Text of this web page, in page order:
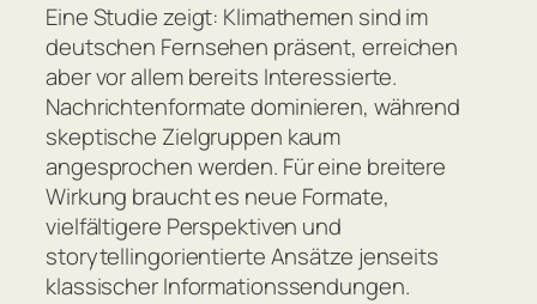
Eine Studie zeigt: Klimathemen sind im
deutschen Fernsehen präsent, erreichen
aber vor allem bereits Interessierte.
Nachrichtenformate dominieren, während
skeptische Zielgruppen kaum
angesprochen werden. Für eine breitere
Wirkung braucht es neue Formate,
vielfältigere Perspektiven und
storytellingorientierte Ansätze jenseits
klassischer Informationssendungen.